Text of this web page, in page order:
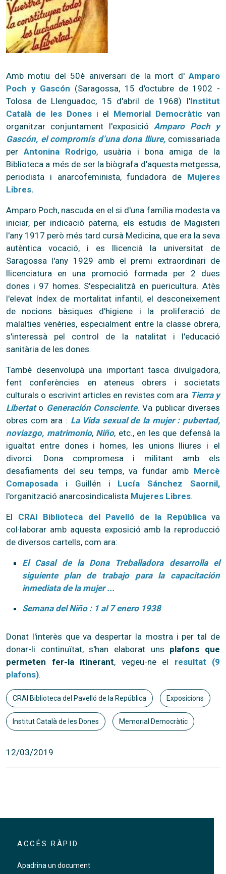
Amb motiu del 50è aniversari de la mort d' Amparo
Poch y Gascón (Saragossa, 15 d'octubre de 1902 -
Tolosa de Llenguadoc, 15 d'abril de 1968) l'Institut
Català de les Dones i el Memorial Democràtic van
organitzar conjuntament l'exposició Amparo Poch y
Gascón, el compromís d’una dona lliure, comissariada
perAntonina Rodrigo, usuària i bona amiga de la
Biblioteca a més de ser la biògrafa d'aquesta metgessa,
periodista i anarcofeminista, fundadora de Mujeres
Libres.
Amparo Poch, nascuda en el si d'una família modesta va
iniciar, per indicació paterna, els estudis de Magisteri
l'any 1917 però més tard cursà Medicina, que era la seva
autèntica vocació, i es llicencià la universitat de
Saragossa l'any 1929 amb el premi extraordinari de
llicenciatura en una promoció formada per 2 dues
dones i 97 homes. S'especialitzà en puericultura. Atès
l'elevat índex de mortalitat infantil, el desconeixement
de nocions bàsiques d'higiene i la proliferació de
malalties venèries, especialment entre la classe obrera,
s'interessà pel control de la natalitat i l'educació
sanitària de les dones.
També desenvolupà una important tasca divulgadora,
fent conferències en ateneus obrers i societats
culturals o escrivint articles en revistes com ara Tierra y
Libertat o Generación Consciente.Va publicar diverses
obres com ara : La Vida sexual de la mujer : pubertad,
noviazgo, matrimonio, Niño, etc., en les que defensà la
igualtat entre dones i homes, les unions lliures i el
divorci. Dona compromesa i militant amb els
desafiaments del seu temps, va fundar amb Mercè
Comaposada i Guillén i Lucía Sánchez Saornil,
l'organització anarcosindicalista Mujeres Libres.
El CRAI Biblioteca del Pavelló de la Repúblicava
col·laborar amb aquesta exposició amb la reproducció
de diversos cartells, com ara:
El Casal de la Dona Treballadora desarrolla el
siguiente plan de trabajo para la capacitación
inmediata de la mujer ...
Semana del Niño : 1 al 7 enero 1938
Donat l'interès que va despertar la mostra i per tal de
donar-li continuïtat, s'han elaborat uns plafons que
permeten fer-la itinerant, vegeu-ne el resultat (9
plafons).
CRAI Biblioteca del Pavelló de la República Exposicions
Institut Català de les Dones Memorial Democràtic
12/03/2019
ACCÉS RÀPID
Apadrina un document